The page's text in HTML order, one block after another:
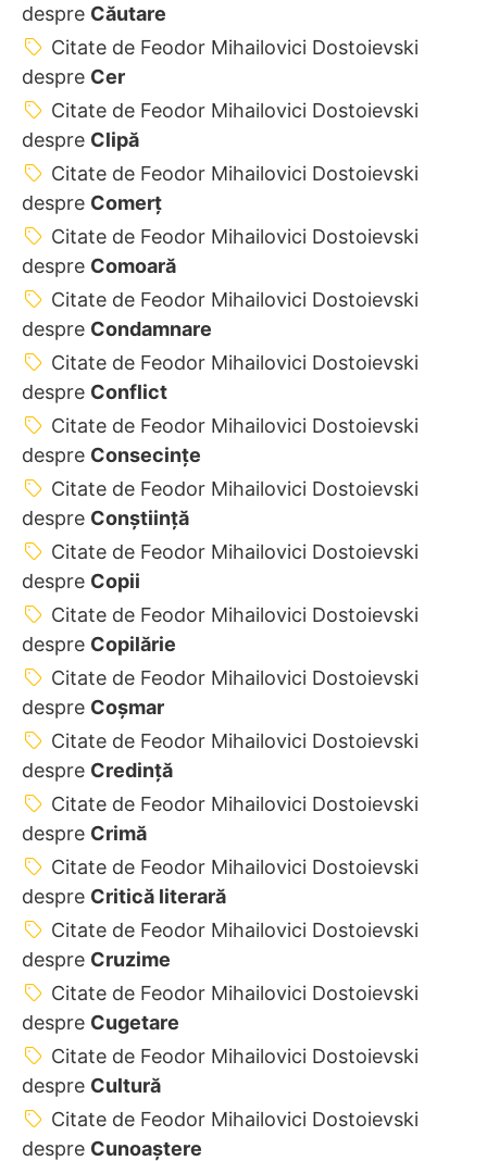
despre Căutare
Citate de Feodor Mihailovici Dostoievski
despre Cer
Citate de Feodor Mihailovici Dostoievski
despre Clipă
Citate de Feodor Mihailovici Dostoievski
despre Comerț
Citate de Feodor Mihailovici Dostoievski
despre Comoară
Citate de Feodor Mihailovici Dostoievski
despre Condamnare
Citate de Feodor Mihailovici Dostoievski
despre Conflict
Citate de Feodor Mihailovici Dostoievski
despre Consecințe
Citate de Feodor Mihailovici Dostoievski
despre Conștiință
Citate de Feodor Mihailovici Dostoievski
despre Copii
Citate de Feodor Mihailovici Dostoievski
despre Copilărie
Citate de Feodor Mihailovici Dostoievski
despre Coșmar
Citate de Feodor Mihailovici Dostoievski
despre Credință
Citate de Feodor Mihailovici Dostoievski
despre Crimă
Citate de Feodor Mihailovici Dostoievski
despre Critică literară
Citate de Feodor Mihailovici Dostoievski
despre Cruzime
Citate de Feodor Mihailovici Dostoievski
despre Cugetare
Citate de Feodor Mihailovici Dostoievski
despre Cultură
Citate de Feodor Mihailovici Dostoievski
despre Cunoaștere